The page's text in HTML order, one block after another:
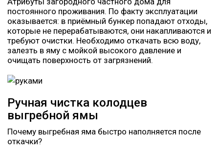
постоянного проживания. По факту эксплуатации
оказывается: в приёмный бункер попадают отходы,
которые не перерабатываются, они накапливаются и
требуют очистки. Необходимо откачать всю воду,
залезть в яму с мойкой высокого давление и
очищать поверхность от загрязнений.
Ручная чистка колодцев
выгребной ямы
Почему выгребная яма быстро наполняется после
откачки?